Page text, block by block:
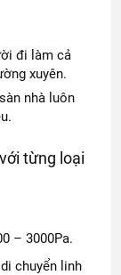
đi làm cả
xuyên.
nhà luôn
từng loại
– 3000Pa.
chuyển linh